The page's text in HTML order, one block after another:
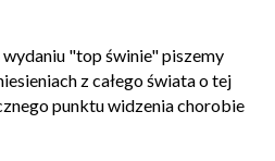
"top świnie" piszemy
z całego świata o tej
punktu widzenia chorobie